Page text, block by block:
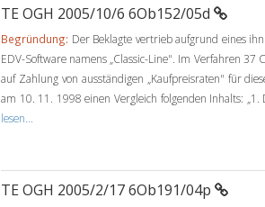
TE OGH 2005/10/6 6Ob152/05d
Begründung: Der Beklagte vertrieb aufgrund eines
EDV-Software namens „Classic-Line". Im Verfahren
auf Zahlung von ausständigen „Kaufpreisraten" für
am 10. 11. 1998 einen Vergleich folgenden Inhalts:
lesen...
TE OGH 2005/2/17 6Ob191/04p